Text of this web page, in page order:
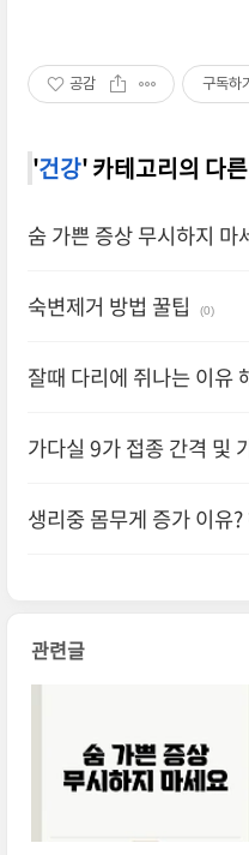
공감 구독하기
'건강' 카테고리의 다
숨 가쁜 증상 무시하지 마
숙변제거 방법 꿀팁 (0)
잘때 다리에 쥐나는 이유
가다실 9가 접종 간격 및
생리중 몸무게 증가 이유?
관련글